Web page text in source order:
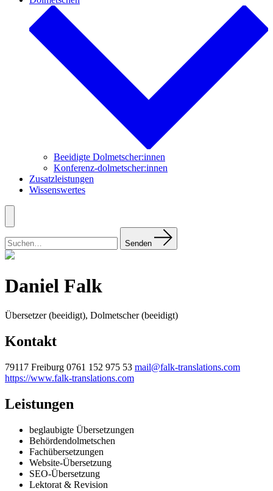
Beeidigte Dolmetscher:innen
Konferenz-dolmetscher:innen
Zusatzleistungen
Wissenswertes
Menü
nach:
Senden
Daniel Falk
Übersetzer (beeidigt), Dolmetscher (beeidigt)
Kontakt
79117 Freiburg 0761 152 975 53 mail@falk-translations.com
https://www.falk-translations.com
Leistungen
beglaubigte Übersetzungen
Behördendolmetschen
Fachübersetzungen
Website-Übersetzung
SEO-Übersetzung
Lektorat & Revision